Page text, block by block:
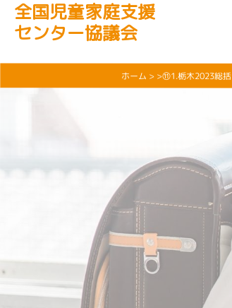
全国児童家庭支援
センター協議会
ホーム > >⑪1.栃木2023総括